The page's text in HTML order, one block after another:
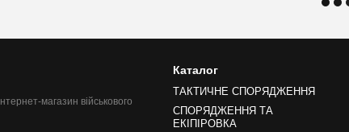
Інтернет-магазин військового
Каталог
ТАКТИЧНЕ СПОРЯДЖЕННЯ
СПОРЯДЖЕННЯ ТА
ЕКІПІРОВКА